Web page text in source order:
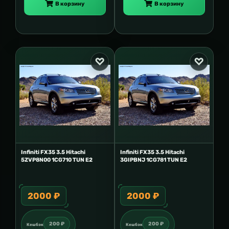
В корзину В корзину
Infiniti FX35 3.5 Hitachi
5ZVP8N00 1CG710 TUN E2
2000 ₽
Кешбэк 200 ₽
Infiniti FX35 3.5 Hitachi
3GIPBNJ 1CG781 TUN E2
2000 ₽
Кешбэк 200 ₽